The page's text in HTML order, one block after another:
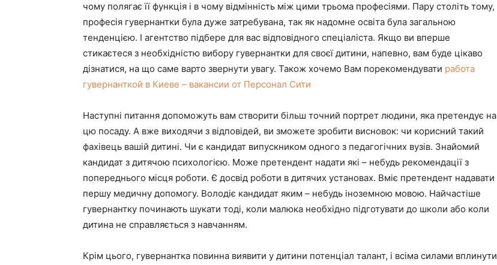
чому полягає її функція і в чому відмінність між цими трьома професіями. Пару століть тому,
професія гувернантки була дуже затребувана, так як надомне освіта була загальною
тенденцією. І агентство підбере для вас відповідного спеціаліста. Якщо ви вперше
стикаєтеся з необхідністю вибору гувернантки для своєї дитини, напевно, вам буде цікаво
дізнатися, на що саме варто звернути увагу. Також хочемо Вам порекомендувати работа
гувернанткой в Киеве – вакансии от Персонал Сити
Наступні питання допоможуть вам створити більш точний портрет людини, яка претендує на
цю посаду. А вже виходячи з відповідей, ви зможете зробити висновок: чи корисний такий
фахівець вашій дитині. Чи є кандидат випускником одного з педагогічних вузів. Знайомий
кандидат з дитячою психологією. Може претендент надати які – небудь рекомендації з
попереднього місця роботи. Є досвід роботи в дитячих установах. Вміє претендент надавати
першу медичну допомогу. Володіє кандидат яким – небудь іноземною мовою. Найчастіше
гувернантку починають шукати тоді, коли малюка необхідно підготувати до школи або коли
дитина не справляється з навчанням.
Крім цього, гувернантка повинна виявити у дитини потенціал талант, і всіма силами вплинути